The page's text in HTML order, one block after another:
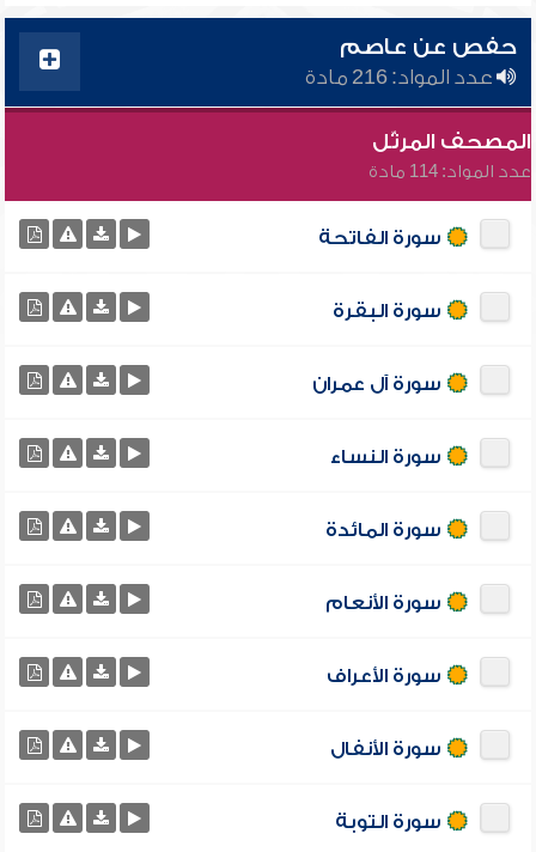
حفص عن عاصم
عدد المواد: 216 مادة
المصحف المرتّل
عدد المواد: 114 مادة
سورة الفاتحة
سورة البقرة
سورة آل عمران
سورة النساء
سورة المائدة
سورة الأنعام
سورة الأعراف
سورة الأنفال
سورة التوبة